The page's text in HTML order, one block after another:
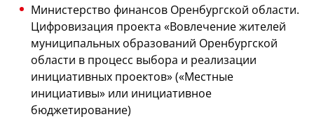
Министерство финансов Оренбургской области.
Цифровизация проекта «Вовлечение жителей
муниципальных образований Оренбургской
области в процесс выбора и реализации
инициативных проектов» («Местные
инициативы» или инициативное
бюджетирование)